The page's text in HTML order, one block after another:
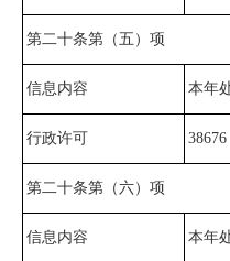
第二十条第（五）项
信息内容 本年
行政许可 38676
第二十条第（六）项
信息内容 本年